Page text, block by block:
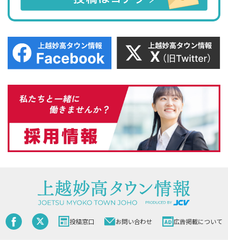
投稿窓口 お問い合わせ 広告掲載について